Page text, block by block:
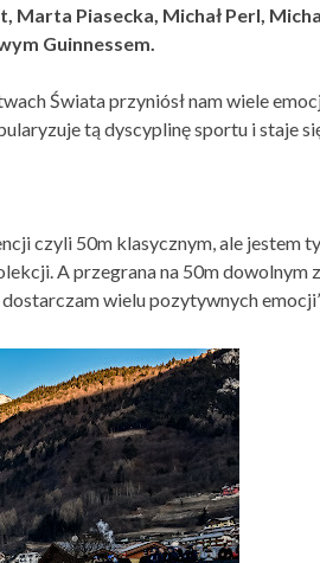
Marta Piasecka, Michał Perl,
Guinnessem.
Świata przyniósł nam wiele
tą dyscyplinę sportu i staje
czyli 50m klasycznym, ale jestem
A przegrana na 50m dowolnym
wielu pozytywnych